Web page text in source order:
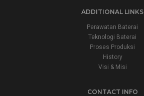
ADDITIONAL LINKS
Perawatan Baterai
Teknologi Baterai
Proses Produksi
History
Visi & Misi
CONTACT INFO